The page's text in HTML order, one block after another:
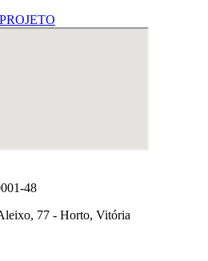
48
77 - Horto, Vitória